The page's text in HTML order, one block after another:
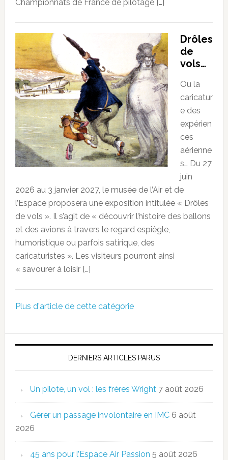
Championnats de France de pilotage […]
Drôles
de
vols…
Ou la
caricatur
e des
expérien
ces
aérienne
s… Du 27
juin
2026 au 3 janvier 2027, le musée de l’Air et de
l’Espace proposera une exposition intitulée « Drôles
de vols ». Il s’agit de « découvrir l’histoire des ballons
et des avions à travers le regard espiègle,
humoristique ou parfois satirique, des
caricaturistes ». Les visiteurs pourront ainsi
« savourer à loisir […]
Plus d'article de cette catégorie
DERNIERS ARTICLES PARUS
Un pilote, un vol : les frères Wright 7 août 2026
Gérer un passage involontaire en IMC 6 août
2026
45 ans pour l’Espace Air Passion 5 août 2026